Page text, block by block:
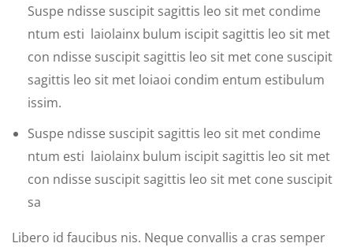
Suspe ndisse suscipit sagittis leo sit met condime
ntum esti laiolainx bulum iscipit sagittis leo sit met
con ndisse suscipit sagittis leo sit met cone suscipit
sagittis leo sit met loiaoi condim entum estibulum
issim.
Suspe ndisse suscipit sagittis leo sit met condime
ntum esti laiolainx bulum iscipit sagittis leo sit met
con ndisse suscipit sagittis leo sit met cone suscipit
sa
Libero id faucibus nis. Neque convallis a cras semper